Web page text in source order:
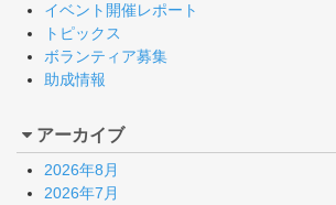
イベント開催レポート
トピックス
ボランティア募集
助成情報
アーカイブ
2026年8月
2026年7月